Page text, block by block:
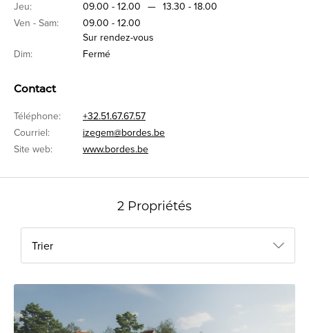
Jeu:
09.00 - 12.00 — 13.30 - 18.00
Ven - Sam:
09.00 - 12.00
Sur rendez-vous
Dim:
Fermé
Contact
Téléphone:
+32.51.67.67.57
Courriel:
izegem@bordes.be
Site web:
www.bordes.be
2 Propriétés
Trier